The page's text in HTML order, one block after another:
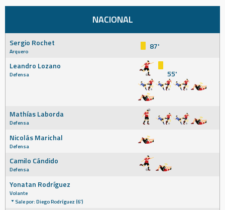
NACIONAL
Sergio Rochet
Arquero
87'
Leandro Lozano
Defensa 55'
Mathías Laborda
Defensa
Nicolás Marichal
Defensa
Camilo Cándido
Defensa
Yonatan Rodríguez
Volante
Sale por: Diego Rodríguez (6')